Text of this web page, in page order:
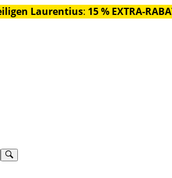
Laurentius: 15 % EXTRA-